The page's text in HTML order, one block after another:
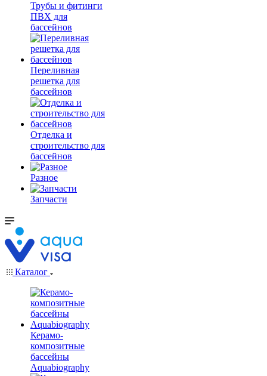
Трубы и фитинги
ПВХ для
бассейнов
Переливная
решетка для
бассейнов
Отделка и
строительство для
бассейнов
Разное
Запчасти
Каталог
Керамо-
композитные
бассейны
Aquabiography